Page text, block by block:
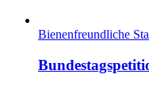
Bienenfreundliche